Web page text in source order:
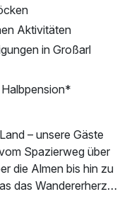
Aktivitäten
in Großarl
– unsere Gäste
Spazierweg über
die Almen bis hin zu
das Wandererherz
mit dem